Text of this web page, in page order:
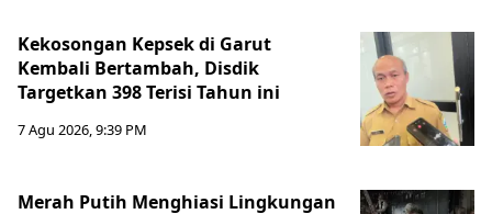
Kekosongan Kepsek di Garut
Kembali Bertambah, Disdik
Targetkan 398 Terisi Tahun ini
7 Agu 2026, 9:39 PM
Merah Putih Menghiasi Lingkungan